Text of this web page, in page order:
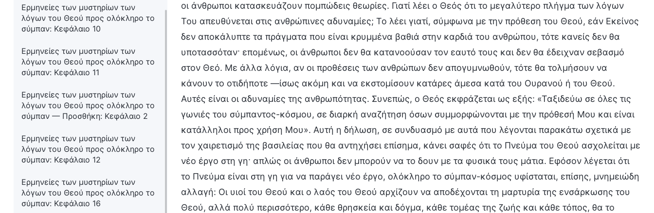
Ερμηνείες των μυστηρίων των
λόγων του Θεού προς ολόκληρο το
σύμπαν: Κεφάλαιο 10
Ερμηνείες των μυστηρίων των
λόγων του Θεού προς ολόκληρο το
σύμπαν: Κεφάλαιο 11
Ερμηνείες των μυστηρίων των
λόγων του Θεού προς ολόκληρο το
σύμπαν — Προσθήκη: Κεφάλαιο 2
Ερμηνείες των μυστηρίων των
λόγων του Θεού προς ολόκληρο το
σύμπαν: Κεφάλαιο 12
Ερμηνείες των μυστηρίων των
λόγων του Θεού προς ολόκληρο το
σύμπαν: Κεφάλαιο 16
οι άνθρωποι κατασκευάζουν πομπώδεις θεωρίες. Γιατί λέει ο Θεός ότι το μεγαλύτερο πλήγμα των λόγων
Του απευθύνεται στις ανθρώπινες αδυναμίες; Το λέει γιατί, σύμφωνα με την πρόθεση του Θεού, εάν Εκείνος
δεν αποκάλυπτε τα πράγματα που είναι κρυμμένα βαθιά στην καρδιά του ανθρώπου, τότε κανείς δεν θα
υποτασσόταν· επομένως, οι άνθρωποι δεν θα κατανοούσαν τον εαυτό τους και δεν θα έδειχναν σεβασμό
στον Θεό. Με άλλα λόγια, αν οι προθέσεις των ανθρώπων δεν απογυμνωθούν, τότε θα τολμήσουν να
κάνουν το οτιδήποτε —ίσως ακόμη και να εκστομίσουν κατάρες άμεσα κατά του Ουρανού ή του Θεού.
Αυτές είναι οι αδυναμίες της ανθρωπότητας. Συνεπώς, ο Θεός εκφράζεται ως εξής: «Ταξιδεύω σε όλες τις
γωνιές του σύμπαντος-κόσμου, σε διαρκή αναζήτηση όσων συμμορφώνονται με την πρόθεσή Μου και είναι
κατάλληλοι προς χρήση Μου». Αυτή η δήλωση, σε συνδυασμό με αυτά που λέγονται παρακάτω σχετικά με
τον χαιρετισμό της βασιλείας που θα αντηχήσει επίσημα, κάνει σαφές ότι το Πνεύμα του Θεού ασχολείται με
νέο έργο στη γη· απλώς οι άνθρωποι δεν μπορούν να το δουν με τα φυσικά τους μάτια. Εφόσον λέγεται ότι
το Πνεύμα είναι στη γη για να παράγει νέο έργο, ολόκληρο το σύμπαν-κόσμος υφίσταται, επίσης, μνημειώδη
αλλαγή: Οι υιοί του Θεού και ο λαός του Θεού αρχίζουν να αποδέχονται τη μαρτυρία της ενσάρκωσης του
Θεού, αλλά πολύ περισσότερο, κάθε θρησκεία και δόγμα, κάθε τομέας της ζωής και κάθε τόπος, θα το